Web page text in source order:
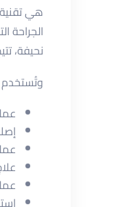
نحيفة،
وتُستخدم